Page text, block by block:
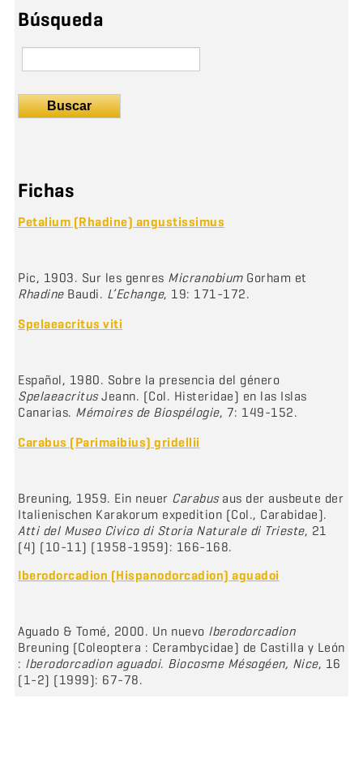
Búsqueda
Buscar
Fichas
Petalium (Rhadine) angustissimus
Pic, 1903. Sur les genres MicranobiumGorham et
RhadineBaudi. L’Echange, 19: 171-172.
Spelaeacritus viti
Español, 1980. Sobre la presencia del género
SpelaeacritusJeann. (Col. Histeridae) en las Islas
Canarias. Mémoires de Biospélogie, 7: 149-152.
Carabus (Parimaibius) gridellii
Breuning, 1959. Ein neuer Carabusaus der ausbeute der
Italienischen Karakorum expedition (Col., Carabidae).
Atti del Museo Civico di Storia Naturale di Trieste, 21
(4) (10-11) (1958-1959): 166-168.
Iberodorcadion (Hispanodorcadion) aguadoi
Aguado & Tomé, 2000. Un nuevo Iberodorcadion
Breuning (Coleoptera : Cerambycidae) de Castilla y León
: Iberodorcadion aguadoi. Biocosme Mésogéen, Nice, 16
(1-2) (1999): 67-78.